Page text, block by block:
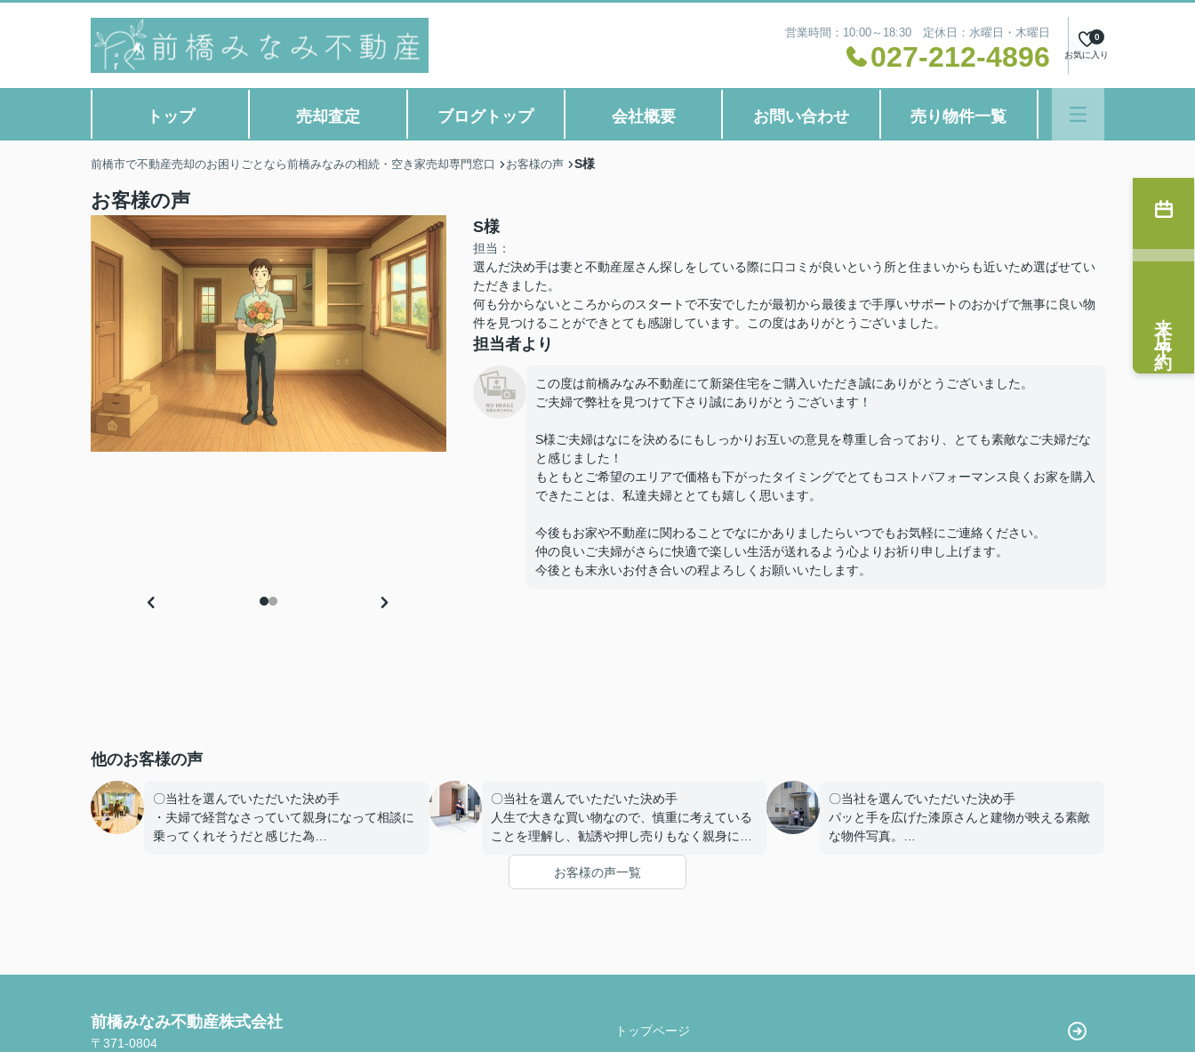
営業時間：10:00～18:30 定休日：水曜日・木曜日
027-212-4896 お気に入り
0
トップ 売却査定 ブログトップ 会社概要 お問い合わせ 売り物件一覧
前橋市で不動産売却のお困りごとなら前橋みなみの相続・空き家売却専門窓口 お客様の声 S様
お客様の声
S様
担当：
選んだ決め手は妻と不動産屋さん探しをしている際に口コミが良いという所と住まいからも近いため選ばせてい
ただきました。
何も分からないところからのスタートで不安でしたが最初から最後まで手厚いサポートのおかげで無事に良い物
件を見つけることができとても感謝しています。この度はありがとうございました。
担当者より
この度は前橋みなみ不動産にて新築住宅をご購入いただき誠にありがとうございました。
ご夫婦で弊社を見つけて下さり誠にありがとうございます！
S様ご夫婦はなにを決めるにもしっかりお互いの意見を尊重し合っており、とても素敵なご夫婦だな
と感じました！
もともとご希望のエリアで価格も下がったタイミングでとてもコストパフォーマンス良くお家を購入
できたことは、私達夫婦ととても嬉しく思います。
今後もお家や不動産に関わることでなにかありましたらいつでもお気軽にご連絡ください。
仲の良いご夫婦がさらに快適で楽しい生活が送れるよう心よりお祈り申し上げます。
今後とも末永いお付き合いの程よろしくお願いいたします。
他のお客様の声
〇当社を選んでいただいた決め手
・夫婦で経営なさっていて親身になって相談に
乗ってくれそうだと感じた為
ました。本当にありがとうございました。
〇当社を選んでいただいた決め手
人生で大きな買い物なので、慎重に考えている
ことを理解し、勧誘や押し売りもなく親身にな
って相談にのっていただいたこと。
疑問点があった時にわかりやすく丁寧に説明を
していただいたこと。
住宅購入専用のLINEで連絡を取り合って、疑問
〇当社を選んでいただいた決め手
パッと手を広げた漆原さんと建物が映える素敵
な物件写真。
〇感じたこと、良かった点、もっとこうして欲
お客様の声一覧
来店予約
前橋みなみ不動産株式会社
〒371-0804
トップページ